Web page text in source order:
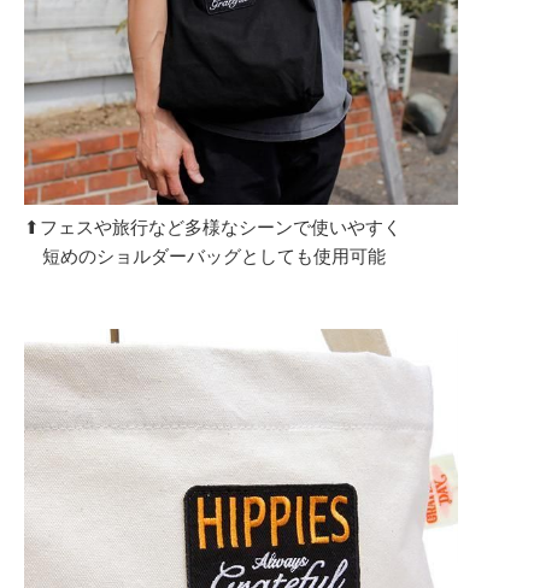
⬆︎フェスや旅行など多様なシーンで使いやすく
短めのショルダーバッグとしても使用可能